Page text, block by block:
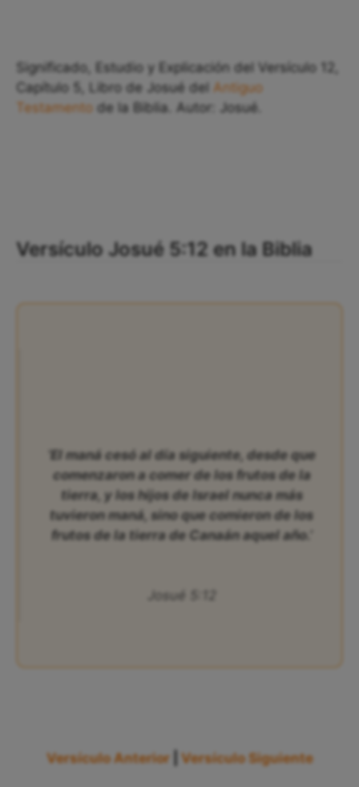
Significado, Estudio y Explicación del Versículo 12,
Capítulo 5, Libro de Josué del Antiguo
Testamento de la Biblia. Autor: Josué.
Versículo Josué 5:12 en la Biblia
‘El maná cesó al día siguiente, desde que
comenzaron a comer de los frutos de la
tierra, y los hijos de Israel nunca más
tuvieron maná, sino que comieron de los
frutos de la tierra de Canaán aquel año.’
Josué 5:12
Versículo Anterior Versículo Siguiente